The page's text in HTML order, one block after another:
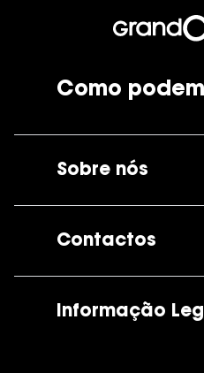
Como
Sobre nós
Contactos
Informação